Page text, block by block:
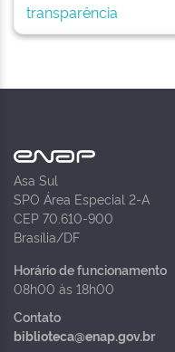
transparência
Asa Sul
SPO Área Especial 2-A
CEP 70.610-900
Brasília/DF
Horário de funcionamento
08h00 às 18h00
Contato
biblioteca@enap.gov.br